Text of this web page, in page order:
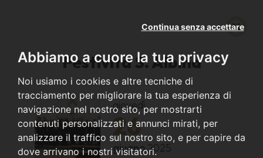
Abbiamo a cuore la tua privacy
Noi usiamo i cookies e altre tecniche di
tracciamento per migliorare la tua esperienza di
navigazione nel nostro sito, per mostrarti
contenuti personalizzati e annunci mirati, per
analizzare il traffico sul nostro sito, e per capire da
dove arrivano i nostri visitatori.
Continua senza accettare
Festività S. Albina
giovedì
26
giugno 2025